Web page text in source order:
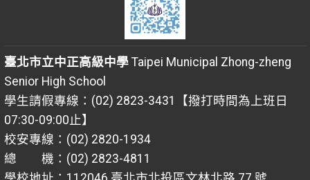
臺北市立中正高級中學Taipei Municipal Zhong-zheng
Senior High School
學生請假專線：(02) 2823-3431【撥打時間為上班日
07:30-09:00止】
校安專線：(02) 2820-1934
總 機：(02) 2823-4811